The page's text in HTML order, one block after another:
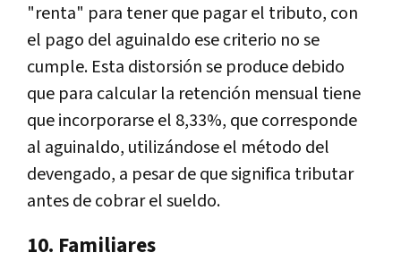
"renta" para tener que pagar el tributo, con
el pago del aguinaldo ese criterio no se
cumple. Esta distorsión se produce debido
que para calcular la retención mensual tiene
que incorporarse el 8,33%, que corresponde
al aguinaldo, utilizándose el método del
devengado, a pesar de que significa tributar
antes de cobrar el sueldo.
10. Familiares